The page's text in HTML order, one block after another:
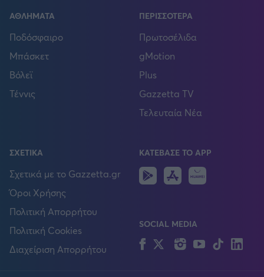
ΑΘΛΗΜΑΤΑ
Ποδόσφαιρο
Μπάσκετ
Βόλεϊ
Τέννις
ΠΕΡΙΣΣΟΤΕΡΑ
Πρωτοσέλιδα
gMotion
Plus
Gazzetta TV
Τελευταία Νέα
ΣΧΕΤΙΚΑ
Σχετικά με το Gazzetta.gr
Όροι Χρήσης
Πολιτική Απορρήτου
Πολιτική Cookies
Διαχείριση Απορρήτου
ΚΑΤΕΒΑΣΕ ΤΟ APP
Android
IOS
SOCIAL MEDIA
FacebookTwitterInstagram
YouTubeTikTok